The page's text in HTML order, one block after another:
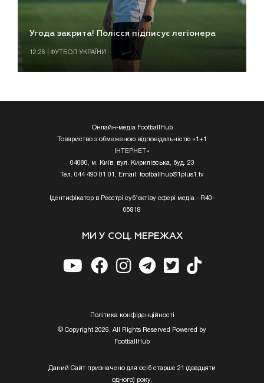
Угода закрита! Полісся підписує легіонера
12:26 | ФУТБОЛ УКРАЇНИ
Онлайн-медіа FootballHub
Товариство з обмеженою відповідальністю «1+1
ІНТЕРНЕТ»
04080, м. Київ, вул. Кирилівська, буд. 23
Тел. 044 490 01 01, Email: footballhub@1plus1.tv
Ідентифікатор в Реєстрі суб’єктіву сфері медіа - R40-
05818
МИ У СОЦ. МЕРЕЖАХ
Полiтика конфiденцiйностi
© Copyright 2026, All Rights Reserved Powered by
FootballHub
Даний Сайт призначено для осіб старше 21 (двадцяти
одного) року.